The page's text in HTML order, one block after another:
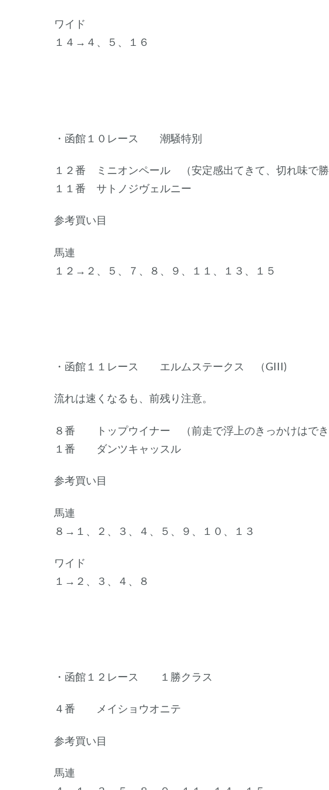
ワイド
１４→４、５、１６
・函館１０レース 潮騒特別
１２番 ミニオンペール （安定感出てきて、切れ味で勝
１１番 サトノジヴェルニー
参考買い目
馬連
１２→２、５、７、８、９、１１、１３、１５
・函館１１レース エルムステークス （GIII)
流れは速くなるも、前残り注意。
８番 トップウイナー （前走で浮上のきっかけはでき
１番 ダンツキャッスル
参考買い目
馬連
８→１、２、３、４、５、９、１０、１３
ワイド
１→２、３、４、８
・函館１２レース １勝クラス
４番 メイショウオニテ
参考買い目
馬連